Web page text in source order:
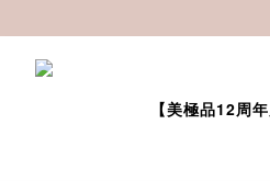
【美極品12周年